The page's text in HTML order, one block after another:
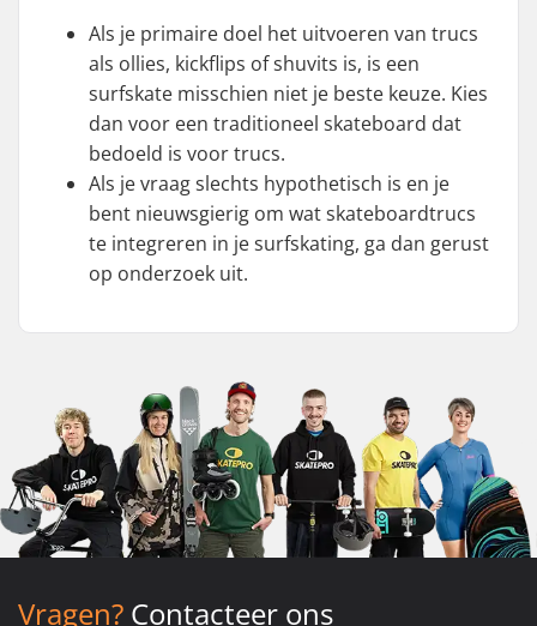
Als je primaire doel het uitvoeren van trucs
als ollies, kickflips of shuvits is, is een
surfskate misschien niet je beste keuze. Kies
dan voor een traditioneel skateboard dat
bedoeld is voor trucs.
Als je vraag slechts hypothetisch is en je
bent nieuwsgierig om wat skateboardtrucs
te integreren in je surfskating, ga dan gerust
op onderzoek uit.
Vragen? Contacteer ons